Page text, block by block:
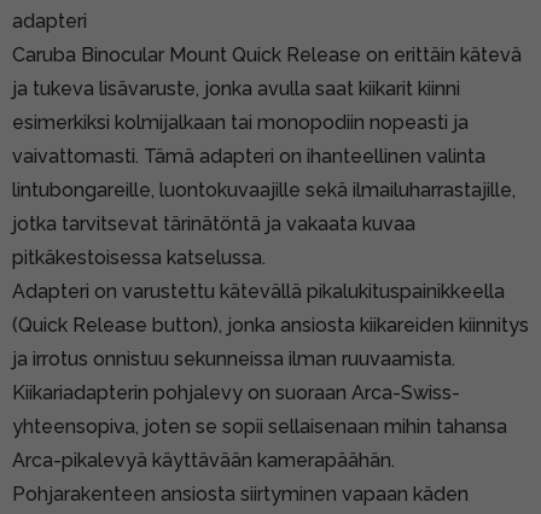
adapteri
Caruba Binocular Mount Quick Release on erittäin kätevä
ja tukeva lisävaruste, jonka avulla saat kiikarit kiinni
esimerkiksi kolmijalkaan tai monopodiin nopeasti ja
vaivattomasti. Tämä adapteri on ihanteellinen valinta
lintubongareille, luontokuvaajille sekä ilmailuharrastajille,
jotka tarvitsevat tärinätöntä ja vakaata kuvaa
pitkäkestoisessa katselussa.
Adapteri on varustettu kätevällä pikalukituspainikkeella
(Quick Release button), jonka ansiosta kiikareiden kiinnitys
ja irrotus onnistuu sekunneissa ilman ruuvaamista.
Kiikariadapterin pohjalevy on suoraan Arca-Swiss-
yhteensopiva, joten se sopii sellaisenaan mihin tahansa
Arca-pikalevyä käyttävään kamerapäähän.
Pohjarakenteen ansiosta siirtyminen vapaan käden